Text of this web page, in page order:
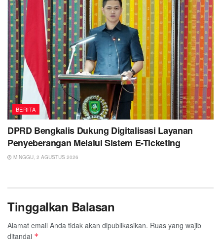
BERITA
DPRD Bengkalis Dukung Digitalisasi Layanan
Penyeberangan Melalui Sistem E-Ticketing
MINGGU, 2 AGUSTUS 2026
Tinggalkan Balasan
Alamat email Anda tidak akan dipublikasikan. Ruas yang wajib
ditandai *